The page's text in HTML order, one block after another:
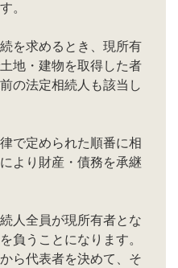
。
を求めるとき、現所有
地・建物を取得した者
の法定相続人も該当し
で定められた順番に相
より財産・債務を承継
人全員が現所有者とな
負うことになります。
ら代表者を決めて、そ